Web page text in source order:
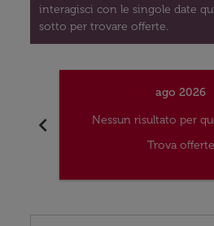
interagisci con le singole date
sotto per trovare offerte.
chevron_left
ago 2026
Nessun risultato per
Trova offerte